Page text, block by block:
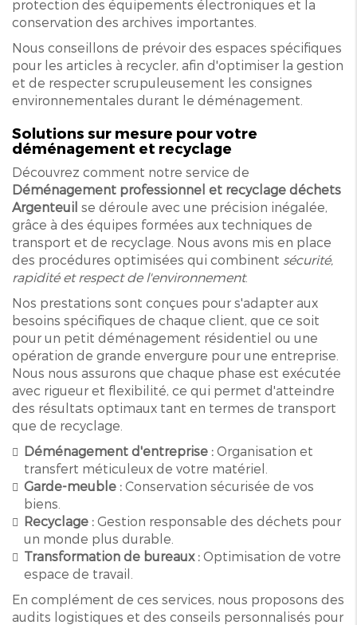
protection des équipements électroniques et la
conservation des archives importantes.
Nous conseillons de prévoir des espaces spécifiques
pour les articles à recycler, afin d'optimiser la gestion
et de respecter scrupuleusement les consignes
environnementales durant le déménagement.
Solutions sur mesure pour votre
déménagement et recyclage
Découvrez comment notre service de
Déménagement professionnel et recyclage déchets
Argenteuil se déroule avec une précision inégalée,
grâce à des équipes formées aux techniques de
transport et de recyclage. Nous avons mis en place
des procédures optimisées qui combinent sécurité,
rapidité et respect de l'environnement.
Nos prestations sont conçues pour s'adapter aux
besoins spécifiques de chaque client, que ce soit
pour un petit déménagement résidentiel ou une
opération de grande envergure pour une entreprise.
Nous nous assurons que chaque phase est exécutée
avec rigueur et flexibilité, ce qui permet d'atteindre
des résultats optimaux tant en termes de transport
que de recyclage.
Déménagement d'entreprise : Organisation et
transfert méticuleux de votre matériel.
Garde-meuble : Conservation sécurisée de vos
biens.
Recyclage : Gestion responsable des déchets pour
un monde plus durable.
Transformation de bureaux : Optimisation de votre
espace de travail.
En complément de ces services, nous proposons des
audits logistiques et des conseils personnalisés pour